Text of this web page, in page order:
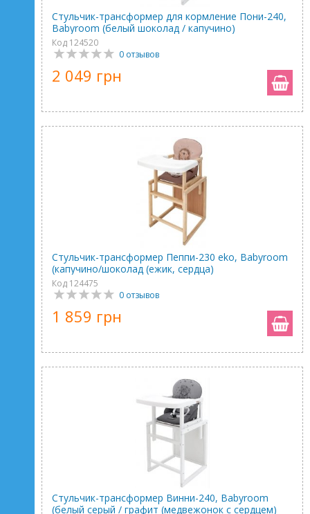
Стульчик-трансформер для кормление Пони-240,
Babyroom (белый шоколад / капучино)
Код 124520
0 отзывов
2 049 грн
Стульчик-трансформер Пеппи-230 eko, Babyroom
(капучино/шоколад (ежик, сердца)
Код 124475
0 отзывов
1 859 грн
Стульчик-трансформер Винни-240, Babyroom
(белый серый / графит (медвежонок с сердцем)